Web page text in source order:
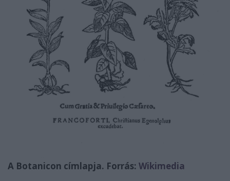
A Botanicon címlapja. Forrás: Wikimedia